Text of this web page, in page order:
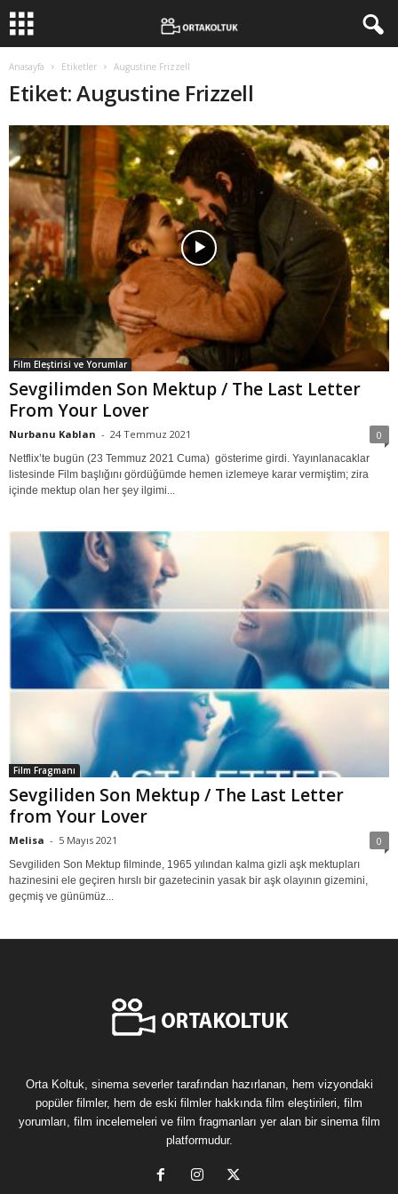
Anasayfa Etiketler Augustine Frizzell
Etiket: Augustine Frizzell
Film Eleştirisi ve Yorumlar
Sevgilimden Son Mektup / The Last Letter
From Your Lover
Nurbanu Kablan - 24 Temmuz 2021 0
Netflix’te bugün (23 Temmuz 2021 Cuma) gösterime girdi. Yayınlanacaklar
listesinde Film başlığını gördüğümde hemen izlemeye karar vermiştim; zira
içinde mektup olan her şey ilgimi...
Film Fragmanı
Sevgiliden Son Mektup / The Last Letter
from Your Lover
Melisa - 5 Mayıs 2021 0
Sevgiliden Son Mektup filminde, 1965 yılından kalma gizli aşk mektupları
hazinesini ele geçiren hırslı bir gazetecinin yasak bir aşk olayının gizemini,
geçmiş ve günümüz...
Orta Koltuk, sinema severler tarafından hazırlanan, hem vizyondaki
popüler filmler, hem de eski filmler hakkında film eleştirileri, film
yorumları, film incelemeleri ve film fragmanları yer alan bir sinema film
platformudur.